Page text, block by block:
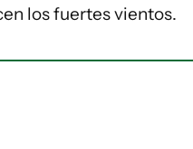
los fuertes vientos.